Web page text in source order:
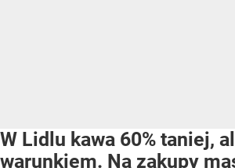
W Lidlu kawa 60% taniej,
warunkiem. Na zakupy